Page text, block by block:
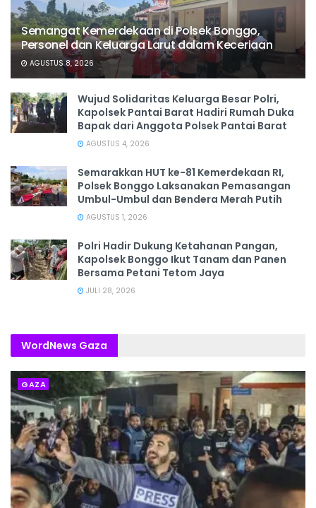
Semangat Kemerdekaan di Polsek Bonggo,
Personel dan Keluarga Larut dalam Keceriaan
AGUSTUS 8, 2026
Wujud Solidaritas Keluarga Besar Polri,
Kapolsek Pantai Barat Hadiri Rumah Duka
Bapak dari Anggota Polsek Pantai Barat
AGUSTUS 4, 2026
Semarakkan HUT ke-81 Kemerdekaan RI,
Polsek Bonggo Laksanakan Pemasangan
Umbul-Umbul dan Bendera Merah Putih
AGUSTUS 1, 2026
Polri Hadir Dukung Ketahanan Pangan,
Kapolsek Bonggo Ikut Tanam dan Panen
Bersama Petani Tetom Jaya
JULI 28, 2026
WordNews Gaza
GAZA